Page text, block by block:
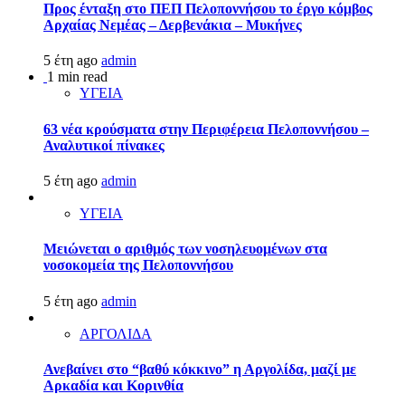
Προς ένταξη στο ΠΕΠ Πελοποννήσου το έργο κόμβος
Αρχαίας Νεμέας – Δερβενάκια – Μυκήνες
5 έτη ago admin
1 min read
ΥΓΕΙΑ
63 νέα κρούσματα στην Περιφέρεια Πελοποννήσου –
Αναλυτικοί πίνακες
5 έτη ago admin
ΥΓΕΙΑ
Μειώνεται ο αριθμός των νοσηλευομένων στα
νοσοκομεία της Πελοποννήσου
5 έτη ago admin
ΑΡΓΟΛΙΔΑ
Ανεβαίνει στο “βαθύ κόκκινο” η Αργολίδα, μαζί με
Αρκαδία και Κορινθία